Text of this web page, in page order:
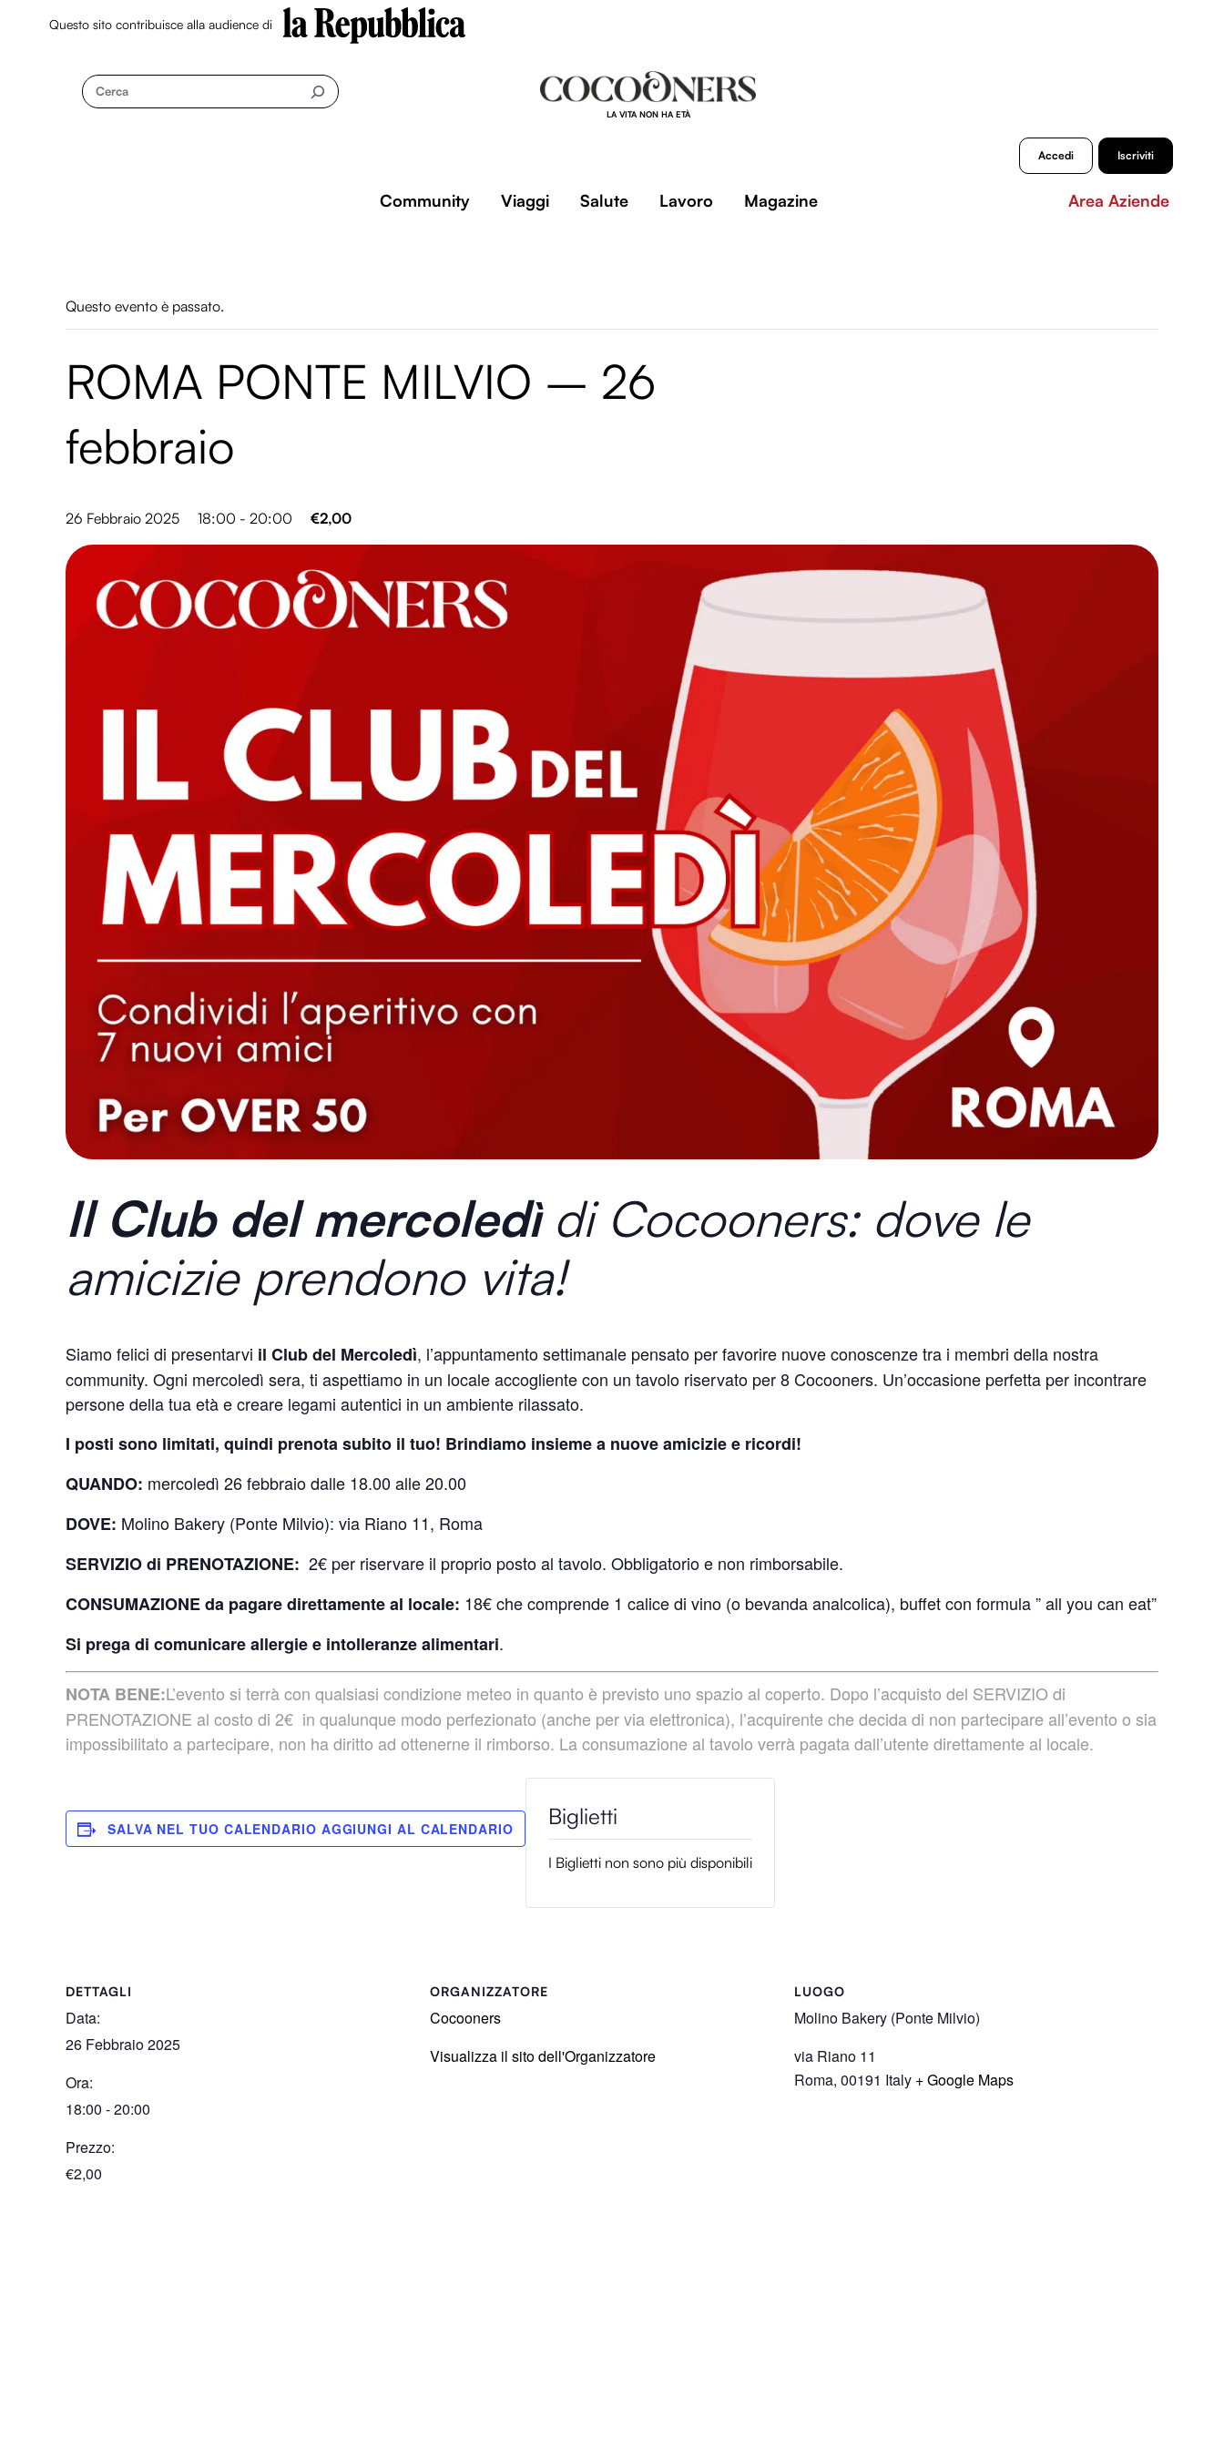
Questo sito contribuisce alla audience di
Cerca
LA VITA NON HA ETÀ
Accedi Iscriviti
Community Viaggi Salute Lavoro Magazine Area Aziende
Questo evento è passato.
ROMA PONTE MILVIO – 26
febbraio
26 Febbraio 2025 18:00 - 20:00 €2,00
Il Club del mercoledìdi Cocooners: dove le
amicizie prendono vita!
Siamo felici di presentarvi il Club del Mercoledì, l’appuntamento settimanale pensato per favorire nuove conoscenze tra i membri della nostra
community. Ogni mercoledì sera, ti aspettiamo in un locale accogliente con un tavolo riservato per 8 Cocooners. Un’occasione perfetta per incontrare
persone della tua età e creare legami autentici in un ambiente rilassato.
I posti sono limitati, quindi prenota subito il tuo! Brindiamo insieme a nuove amicizie e ricordi!
QUANDO: mercoledì 26 febbraio dalle 18.00 alle 20.00
DOVE: Molino Bakery (Ponte Milvio): via Riano 11, Roma
SERVIZIO di PRENOTAZIONE: 2€ per riservare il proprio posto al tavolo. Obbligatorio e non rimborsabile.
CONSUMAZIONE da pagare direttamente al locale: 18€ che comprende 1 calice di vino (o bevanda analcolica), buffet con formula ” all you can eat”
Si prega di comunicare allergie e intolleranze alimentari.
NOTA BENE:L’evento si terrà con qualsiasi condizione meteo in quanto è previsto uno spazio al coperto. Dopo l’acquisto del SERVIZIO di
PRENOTAZIONE al costo di 2€ in qualunque modo perfezionato (anche per via elettronica), l’acquirente che decida di non partecipare all’evento o sia
impossibilitato a partecipare, non ha diritto ad ottenerne il rimborso. La consumazione al tavolo verrà pagata dall’utente direttamente al locale.
SALVA NEL TUO CALENDARIO
DETTAGLI
Data:
26 Febbraio 2025
Ora:
18:00 - 20:00
Prezzo:
€2,00
ORGANIZZATORE
Cocooners
Visualizza il sito dell'Organizzatore
LUOGO
Molino Bakery (Ponte Milvio)
via Riano 11
Roma, 00191 Italy + Google Maps
I Biglietti non sono più disponibili